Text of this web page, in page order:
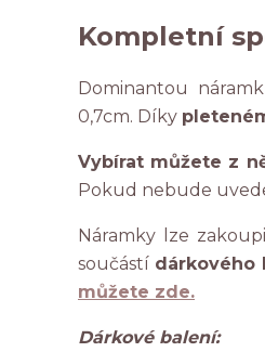
Kompletní
Dominantou
0,7cm. Díky
Vybírat můžete z
Pokud nebude
Náramky lze
součástí dárkového
můžete zde.
Dárkové balení: